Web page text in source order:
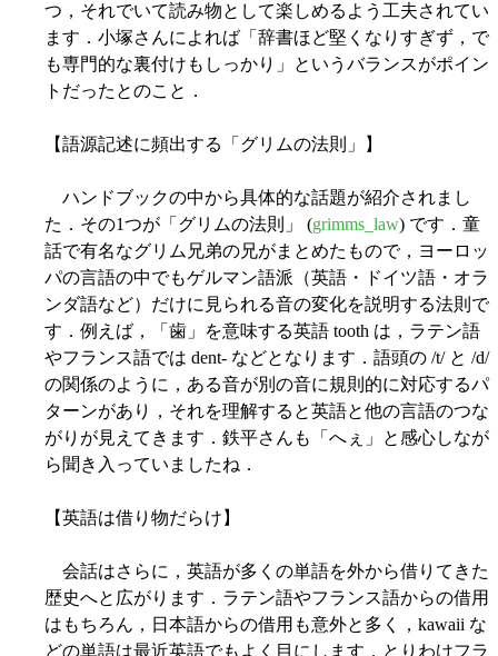
つ，それでいて読み物として楽しめるよう工夫されてい
ます．小塚さんによれば「辞書ほど堅くなりすぎず，で
も専門的な裏付けもしっかり」というバランスがポイン
トだったとのこと．
【語源記述に頻出する「グリムの法則」】
ハンドブックの中から具体的な話題が紹介されまし
た．その1つが「グリムの法則」 (grimms_law) です．童
話で有名なグリム兄弟の兄がまとめたもので，ヨーロッ
パの言語の中でもゲルマン語派（英語・ドイツ語・オラ
ンダ語など）だけに見られる音の変化を説明する法則で
す．例えば，「歯」を意味する英語 tooth は，ラテン語
やフランス語では dent- などとなります．語頭の /t/ と /d/
の関係のように，ある音が別の音に規則的に対応するパ
ターンがあり，それを理解すると英語と他の言語のつな
がりが見えてきます．鉄平さんも「へぇ」と感心しなが
ら聞き入っていましたね．
【英語は借り物だらけ】
会話はさらに，英語が多くの単語を外から借りてきた
歴史へと広がります．ラテン語やフランス語からの借用
はもちろん，日本語からの借用も意外と多く，kawaii な
どの単語は最近英語でもよく目にします．とりわけフラ